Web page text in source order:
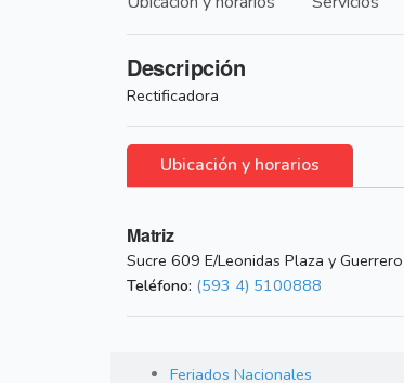
Descripción
Rectificadora
Ubicación y horarios
Matriz
Sucre 609 E/Leonidas Plaza y
Teléfono: (593 4) 5100888
Feriados Nacionales